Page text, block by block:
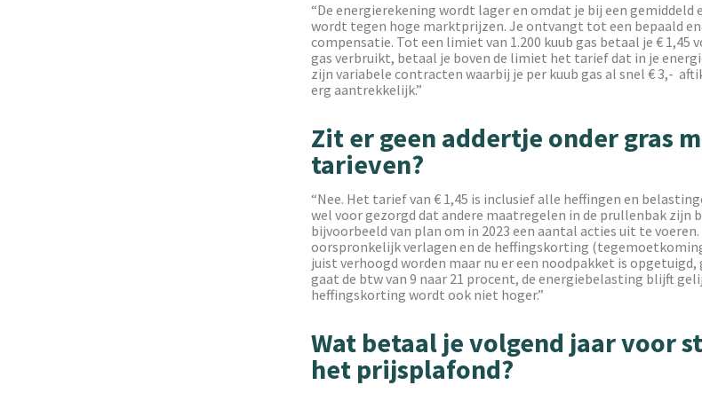
“De energierekening wordt lager en omdat je bij een gemiddeld
wordt tegen hoge marktprijzen. Je ontvangt tot een bepaald
compensatie. Tot een limiet van 1.200 kuub gas betaal je € 1,45
gas verbruikt, betaal je boven de limiet het tarief dat in je
zijn variabele contracten waarbij je per kuub gas al snel € 3,-
erg aantrekkelijk.”
Zit er geen addertje onder gras
tarieven?
“Nee. Het tarief van € 1,45 is inclusief alle heffingen en
wel voor gezorgd dat andere maatregelen in de prullenbak zijn
bijvoorbeeld van plan om in 2023 een aantal acties uit te
oorspronkelijk verlagen en de heffingskorting
juist verhoogd worden maar nu er een noodpakket is opgetuigd,
gaat de btw van 9 naar 21 procent, de energiebelasting blijft
heffingskorting wordt ook niet hoger.”
Wat betaal je volgend jaar voor
het prijsplafond?